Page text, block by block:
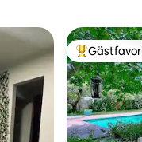
Populär